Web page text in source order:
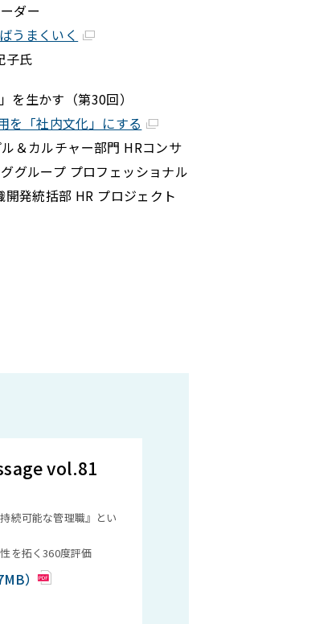
ダー
うまくいく
子氏
生かす（第30回）
を「社内文化」にする
＆カルチャー部門 HRコンサ
グループ プロフェッショナル
発統括部 HR プロジェクト
vol.81
持続可能な管理職』とい
を拓く360度評価
）